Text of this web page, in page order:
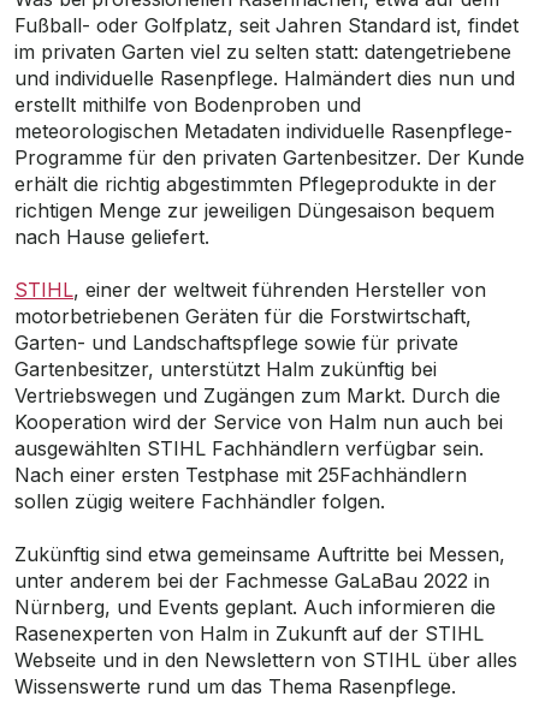
Fußball- oder Golfplatz, seit Jahren Standard ist, findet
im privaten Garten viel zu selten statt: datengetriebene
und individuelle Rasenpflege. Halmändert dies nun und
erstellt mithilfe von Bodenproben und
meteorologischen Metadaten individuelle Rasenpflege-
Programme für den privaten Gartenbesitzer. Der Kunde
erhält die richtig abgestimmten Pflegeprodukte in der
richtigen Menge zur jeweiligen Düngesaison bequem
nach Hause geliefert.
STIHL, einer der weltweit führenden Hersteller von
motorbetriebenen Geräten für die Forstwirtschaft,
Garten- und Landschaftspflege sowie für private
Gartenbesitzer, unterstützt Halm zukünftig bei
Vertriebswegen und Zugängen zum Markt. Durch die
Kooperation wird der Service von Halm nun auch bei
ausgewählten STIHL Fachhändlern verfügbar sein.
Nach einer ersten Testphase mit 25Fachhändlern
sollen zügig weitere Fachhändler folgen.
Zukünftig sind etwa gemeinsame Auftritte bei Messen,
unter anderem bei der Fachmesse GaLaBau 2022 in
Nürnberg, und Events geplant. Auch informieren die
Rasenexperten von Halm in Zukunft auf der STIHL
Webseite und in den Newslettern von STIHL über alles
Wissenswerte rund um das Thema Rasenpflege.